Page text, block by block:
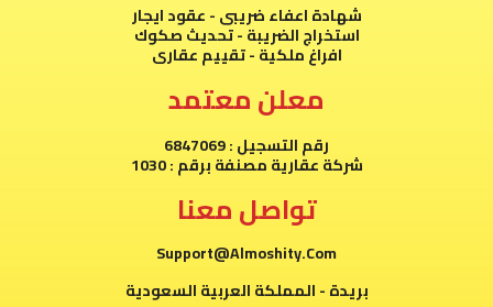
شهادة اعفاء ضريبى - عقود ايجار
استخراج الضريبة - تحديث صكوك
افراغ ملكية - تقييم عقارى
معلن معتمد
رقم التسجيل : 6847069
شركة عقارية مصنفة برقم : 1030
تواصل معنا
Support@Almoshity.Com
بريدة - المملكة العربية السعودية